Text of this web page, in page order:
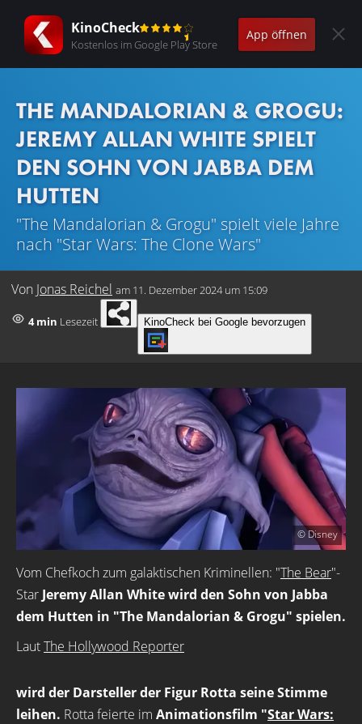
KinoCheck
Kostenlos im Google Play Store
App öffnen
THE MANDALORIAN & GROGU:
JEREMY ALLAN WHITE SPIELT
DEN SOHN VON JABBA DEM
HUTTEN
"The Mandalorian & Grogu" spielt viele Jahre
nach "Star Wars: The Clone Wars"
Von Jonas Reichel am 11. Dezember 2024 um 15:09
4 min Lesezeit KinoCheck bei Google bevorzugen
© Disney
Vom Chefkoch zum galaktischen Kriminellen: "The Bear"-
Star Jeremy Allan White wird den Sohn von Jabba
dem Hutten in "The Mandalorian & Grogu" spielen.
LautThe Hollywood Reporter
wird der Darsteller der Figur Rotta seine Stimme
leihen. Rotta feierte im Animationsfilm "Star Wars: